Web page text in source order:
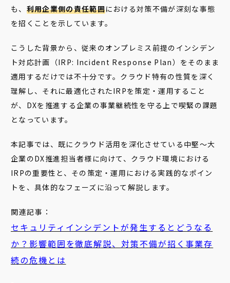
も、 利用企業側の責任範囲における対策不備が深刻な事態
を招くことを示しています。
こうした背景から、従来のオンプレミス前提のインシデン
ト対応計画（IRP: Incident Response Plan）をそのまま
適用するだけでは不十分です。クラウド特有の性質を深く
理解し、それに最適化されたIRPを策定・運用すること
が、DXを推進する企業の事業継続性を守る上で喫緊の課題
となっています。
本記事では、既にクラウド活用を深化させている中堅〜大
企業のDX推進担当者様に向けて、クラウド環境における
IRPの重要性と、その策定・運用における実践的なポイン
トを、具体的なフェーズに沿って解説します。
関連記事：
セキュリティインシデントが発生するとどうなる
か？影響範囲を徹底解説、対策不備が招く事業存
続の危機とは